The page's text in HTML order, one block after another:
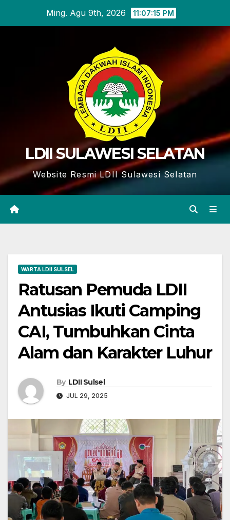
Ming. Agu 9th, 2026 11:07:16 PM
LDII SULAWESI SELATAN
Website Resmi LDII Sulawesi Selatan
WARTA LDII SULSEL
Ratusan Pemuda LDII
Antusias Ikuti Camping
CAI, Tumbuhkan Cinta
Alam dan Karakter Luhur
By LDII Sulsel
JUL 29, 2025